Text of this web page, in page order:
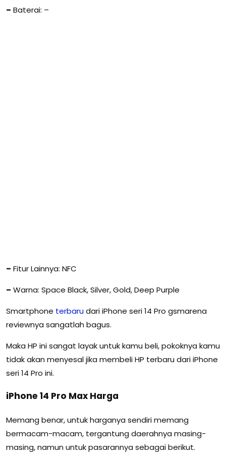
– Baterai: –
– Fitur Lainnya: NFC
– Warna: Space Black, Silver, Gold, Deep Purple
Smartphone terbarudari iPhone seri 14 Pro gsmarena
reviewnya sangatlah bagus.
Maka HP ini sangat layak untuk kamu beli, pokoknya kamu
tidak akan menyesal jika membeli HP terbaru dari iPhone
seri 14 Pro ini.
iPhone 14 Pro Max Harga
Memang benar, untuk harganya sendiri memang
bermacam-macam, tergantung daerahnya masing-
masing, namun untuk pasarannya sebagai berikut.